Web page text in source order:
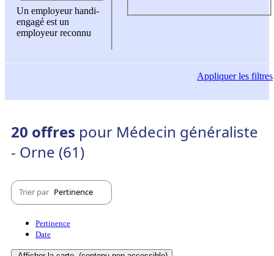
Un employeur handi-
engagé est un
employeur reconnu
Appliquerles filtres
20 offres pour Médecin généraliste
- Orne (61)
Trier par Pertinence
Pertinence
Date